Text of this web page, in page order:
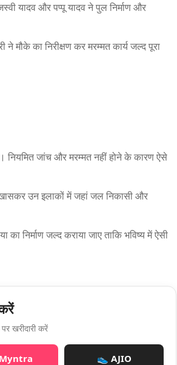
यादवऔरपप्पू यादवने पुल निर्माण और
ने मौके का निरीक्षण कर मरम्मत कार्य जल्द पूरा
नियमित जांच और मरम्मत नहीं होने के कारण ऐसे
उन इलाकों में जहां जल निकासी और
निर्माण जल्द कराया जाए ताकि भविष्य में ऐसी
खरीदारी करें
👟 AJIO